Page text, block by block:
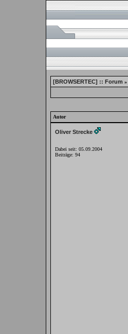
[BROWSERTEC] :: Forum »
Autor
Oliver Strecke
Dabei seit: 05.09.2004
Beiträge: 94